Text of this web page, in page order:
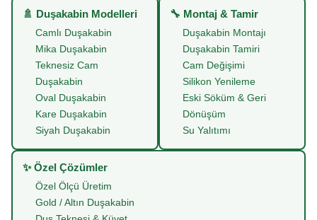
🚿 Duşakabin Modelleri
Camlı Duşakabin
Mika Duşakabin
Teknesiz Cam
Duşakabin
Oval Duşakabin
Kare Duşakabin
Siyah Duşakabin
🔧 Montaj & Tamir
Duşakabin Montajı
Duşakabin Tamiri
Cam Değişimi
Silikon Yenileme
Eski Söküm & Geri
Dönüşüm
Su Yalıtımı
✨ Özel Çözümler
Özel Ölçü Üretim
Gold / Altın Duşakabin